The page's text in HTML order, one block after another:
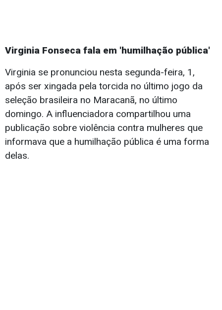
Virginia Fonseca fala em 'humilhação pública'
Virginia se pronunciou nesta segunda-feira, 1,
após ser xingada pela torcida no último jogo da
seleção brasileira no Maracanã, no último
domingo. A influenciadora compartilhou uma
publicação sobre violência contra mulheres que
informava que a humilhação pública é uma forma
delas.